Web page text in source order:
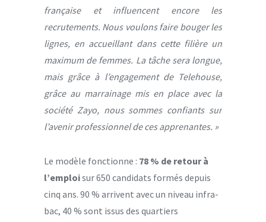
française et influencent encore les
recrutements. Nous voulons faire bouger les
lignes, en accueillant dans cette filière un
maximum de femmes. La tâche sera longue,
mais grâce à l’engagement de Telehouse,
grâce au marrainage mis en place avec la
société Zayo, nous sommes confiants sur
l’avenir professionnel de ces apprenantes. »
Le modèle fonctionne : 78 % de retour à
l’emploisur 650 candidats formés depuis
cinq ans. 90 % arrivent avec un niveau infra-
bac, 40 % sont issus des quartiers